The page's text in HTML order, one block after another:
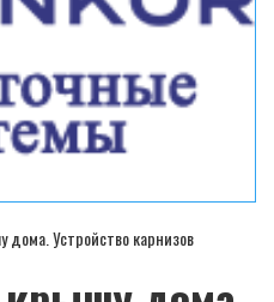
Устройство карнизов